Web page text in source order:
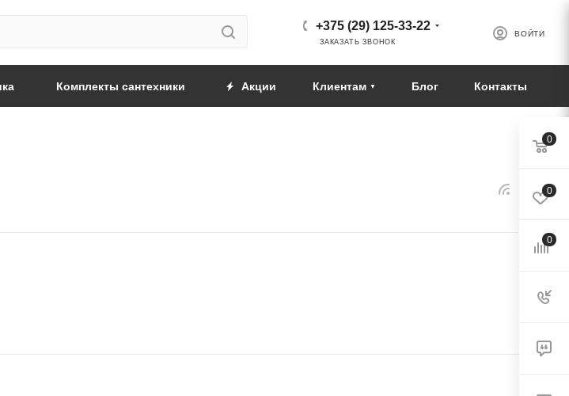
ВОЙТИ
+375 (29) 125-33-22
ЗАКАЗАТЬ ЗВОНОК
Комплекты сантехники Акции Клиентам Блог Контакты
0
0
0